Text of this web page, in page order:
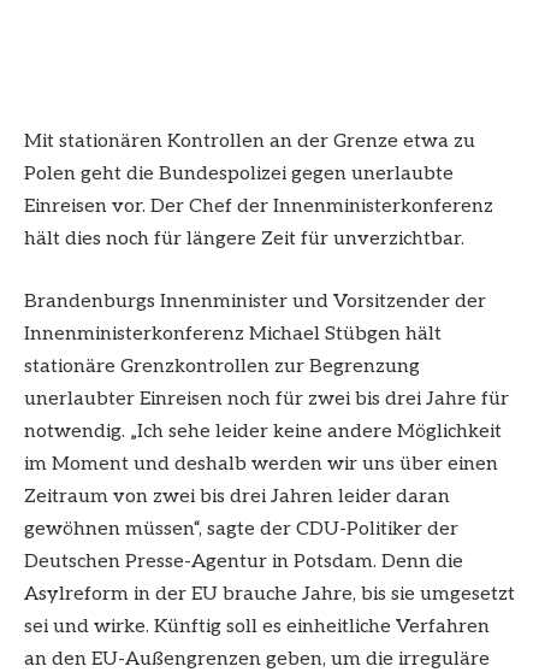
Mit stationären Kontrollen an der Grenze etwa zu
Polen geht die Bundespolizei gegen unerlaubte
Einreisen vor. Der Chef der Innenministerkonferenz
hält dies noch für längere Zeit für unverzichtbar.
Brandenburgs Innenminister und Vorsitzender der
Innenministerkonferenz Michael Stübgen hält
stationäre Grenzkontrollen zur Begrenzung
unerlaubter Einreisen noch für zwei bis drei Jahre für
notwendig. „Ich sehe leider keine andere Möglichkeit
im Moment und deshalb werden wir uns über einen
Zeitraum von zwei bis drei Jahren leider daran
gewöhnen müssen“, sagte der CDU-Politiker der
Deutschen Presse-Agentur in Potsdam. Denn die
Asylreform in der EU brauche Jahre, bis sie umgesetzt
sei und wirke. Künftig soll es einheitliche Verfahren
an den EU-Außengrenzen geben, um die irreguläre